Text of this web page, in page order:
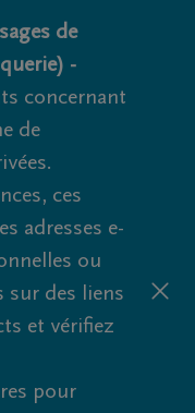
de
-
concernant
de
ces
adresses e-
ou
sur des liens
et vérifiez
pour